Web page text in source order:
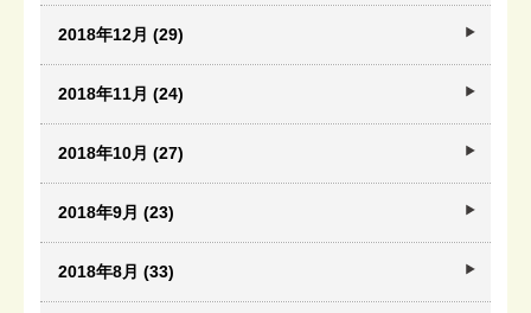
2018年12月 (29)
2018年11月 (24)
2018年10月 (27)
2018年9月 (23)
2018年8月 (33)